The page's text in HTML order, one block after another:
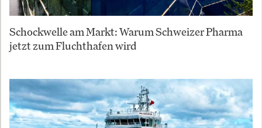
Schockwelle am Markt: Warum Schweizer Pharma
jetzt zum Fluchthafen wird